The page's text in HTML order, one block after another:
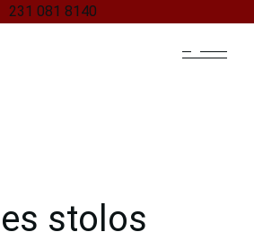
231 081 8140
stolos